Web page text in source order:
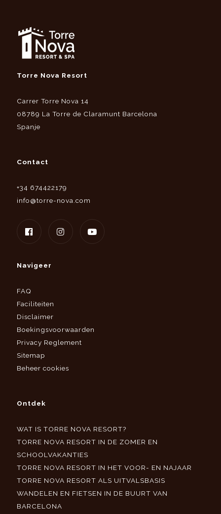
Torre Nova Resort
Carrer Torre Nova 14
08789 La Torre de Claramunt Barcelona
Spanje
Contact
+34 674422179
info@torre-nova.com
Navigeer
FAQ
Faciliteiten
Disclaimer
Boekingsvoorwaarden
Privacy Reglement
Sitemap
Beheer cookies
Ontdek
WAT IS TORRE NOVA RESORT?
TORRE NOVA RESORT IN DE ZOMER EN
SCHOOLVAKANTIES
TORRE NOVA RESORT IN HET VOOR- EN NAJAAR
TORRE NOVA RESORT ALS UITVALSBASIS
WANDELEN EN FIETSEN IN DE BUURT VAN
BARCELONA